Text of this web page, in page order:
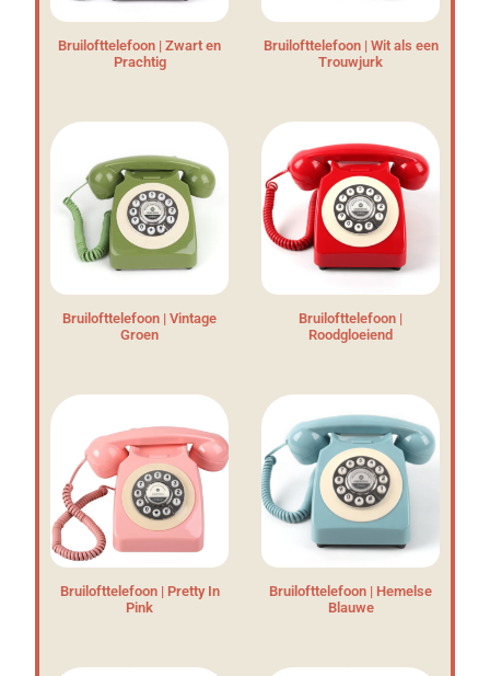
Bruilofttelefoon | Zwart en
Prachtig
Bruilofttelefoon | Wit als een
Trouwjurk
Bruilofttelefoon | Vintage
Groen
Bruilofttelefoon |
Roodgloeiend
Bruilofttelefoon | Pretty In
Pink
Bruilofttelefoon | Hemelse
Blauwe